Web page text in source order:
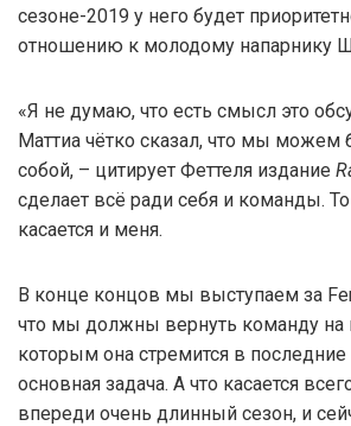
сезоне-2019 у него будет
отношению к молодому напарнику
«Я не думаю, что есть смысл это
Маттиа чётко сказал, что мы можем
собой, – цитирует Феттеля издание
сделает всё ради себя и команды.
касается и меня.
В конце концов мы выступаем за
что мы должны вернуть команду на
которым она стремится в
основная задача. А что касается
впереди очень длинный сезон, и